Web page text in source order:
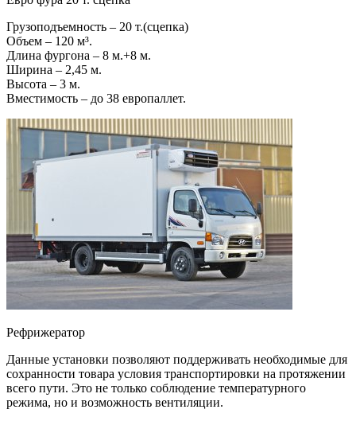
Грузоподъемность – 20 т.(сцепка)
Объем – 120 м³.
Длина фургона – 8 м.+8 м.
Ширина – 2,45 м.
Высота – 3 м.
Вместимость – до 38 европаллет.
Рефрижератор
Данные установки позволяют поддерживать необходимые для
сохранности товара условия транспортировки на протяжении
всего пути. Это не только соблюдение температурного
режима, но и возможность вентиляции.